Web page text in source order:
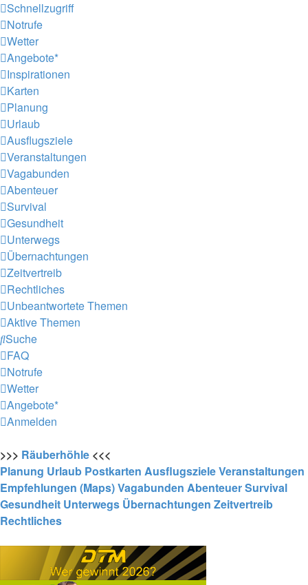
Schnellzugriff
Notrufe
Wetter
Angebote*
Inspirationen
Karten
Planung
Urlaub
Ausflugsziele
Veranstaltungen
Vagabunden
Abenteuer
Survival
Gesundheit
Unterwegs
Übernachtungen
Zeitvertreib
Rechtliches
Unbeantwortete Themen
Aktive Themen
Suche
FAQ
Notrufe
Wetter
Angebote*
Anmelden
>>> Räuberhöhle <<<
Planung Urlaub Postkarten AusflugszieleVeranstaltungen
Empfehlungen (Maps)Vagabunden AbenteuerSurvival
Gesundheit Unterwegs Übernachtungen Zeitvertreib
Rechtliches